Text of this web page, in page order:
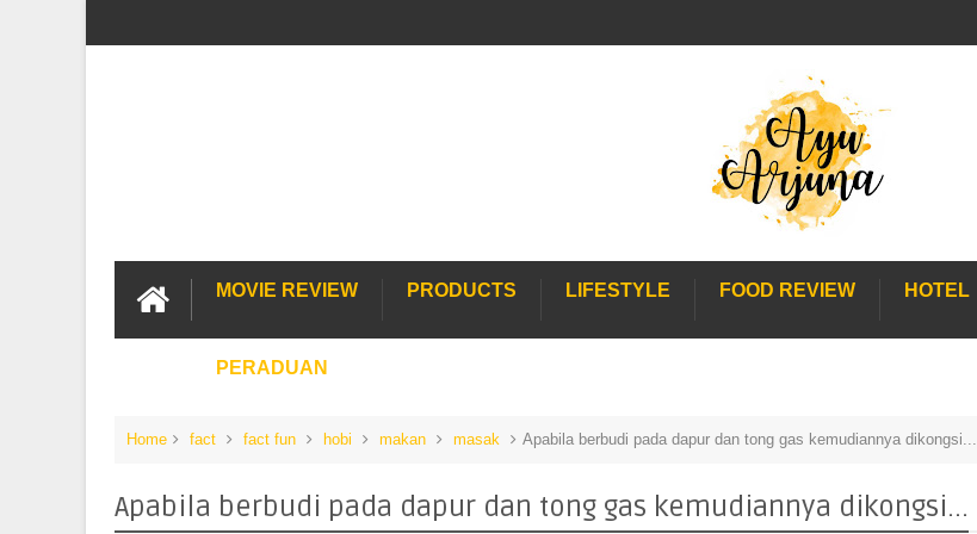
MOVIE REVIEW PRODUCTS LIFESTYLE FOOD REVIEW HOTEL
PERADUAN
Home fact fact fun hobi makan masak Apabila berbudi pada dapur dan tong gas kemudiannya dikongsi...
Apabila berbudi pada dapur dan tong gas kemudiannya dikongsi...